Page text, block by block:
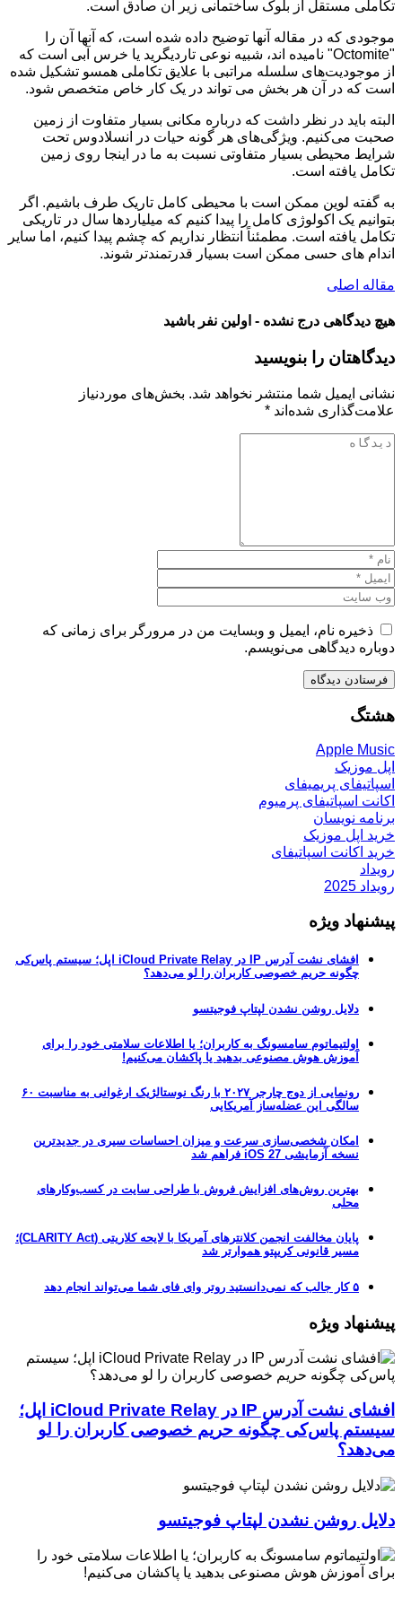
تکاملی مستقل از بلوک ساختمانی زیر آن صادق است.
موجودی که در مقاله آنها توضیح داده شده است، که آنها آن را
"Octomite" نامیده اند، شبیه نوعی تاردیگرید یا خرس آبی است که
از موجودیت‌های سلسله مراتبی با علایق تکاملی همسو تشکیل شده
است که در آن هر بخش می تواند در یک کار خاص متخصص شود.
البته باید در نظر داشت که درباره مکانی بسیار متفاوت از زمین
صحبت می‌کنیم. ویژگی‌های هر گونه حیات در انسلادوس تحت
شرایط محیطی بسیار متفاوتی نسبت به ما در اینجا روی زمین
تکامل یافته است.
به گفته لوین ممکن است با محیطی کامل تاریک طرف باشیم. اگر
بتوانیم یک اکولوژی کامل را پیدا کنیم که میلیاردها سال در تاریکی
تکامل یافته است. مطمئناً انتظار نداریم که چشم پیدا کنیم، اما سایر
اندام های حسی ممکن است بسیار قدرتمندتر شوند.
مقاله اصلی
هیچ دیدگاهی درج نشده - اولین نفر باشید
دیدگاهتان را بنویسید
نشانی ایمیل شما منتشر نخواهد شد. بخش‌های موردنیاز
علامت‌گذاری شده‌اند *
ذخیره نام، ایمیل و وبسایت من در مرورگر برای زمانی که
دوباره دیدگاهی می‌نویسم.
هشتگ
Apple Music
اپل موزیک
اسپاتیفای پریمیفای
اکانت اسپاتیفای پرمیوم
برنامه نویسان
خرید اپل موزیک
خرید اکانت اسپاتیفای
رویداد
رویداد 2025
پیشنهاد ویژه
افشای نشت آدرس IP در iCloud Private Relay اپل؛ سیستم پاس‌کی
چگونه حریم خصوصی کاربران را لو می‌دهد؟
دلایل روشن نشدن لپتاپ فوجیتسو
اولتیماتوم سامسونگ به کاربران؛ یا اطلاعات سلامتی خود را برای
آموزش هوش مصنوعی بدهید یا پاکشان می‌کنیم!
رونمایی از دوج چارجر ۲۰۲۷ با رنگ نوستالژیک ارغوانی به مناسبت ۶۰
سالگی این عضله‌ساز آمریکایی
امکان شخصی‌سازی سرعت و میزان احساسات سیری در جدیدترین
نسخه آزمایشی iOS 27 فراهم شد
بهترین روش‌های افزایش فروش با طراحی سایت در کسب‌وکارهای
محلی
پایان مخالفت انجمن کلانترهای آمریکا با لایحه کلاریتی (CLARITY Act)؛
مسیر قانونی کریپتو هموارتر شد
۵ کار جالب که نمی‌دانستید روتر وای فای شما می‌تواند انجام دهد
پیشنهاد ویژه
افشای نشت آدرس IP در iCloud Private Relay اپل؛
سیستم پاس‌کی چگونه حریم خصوصی کاربران را لو
می‌دهد؟
دلایل روشن نشدن لپتاپ فوجیتسو